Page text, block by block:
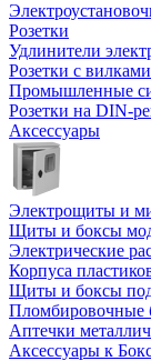
Розетки
Удлинители
Розетки с
Промышленные
Розетки на DIN-
Аксессуары
Электрощиты и
Щиты и боксы
Электрические
Корпуса
Щиты и боксы
Пломбировочные
Аптечки
Аксессуары к